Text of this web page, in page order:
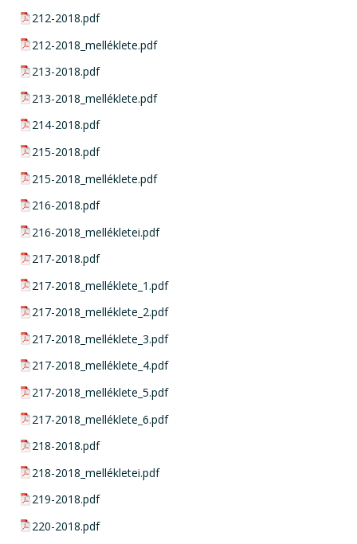
pdf csatolmány:
212-2018.pdf
pdf csatolmány:
212-2018_melléklete.pdf
pdf csatolmány:
213-2018.pdf
pdf csatolmány:
213-2018_melléklete.pdf
pdf csatolmány:
214-2018.pdf
pdf csatolmány:
215-2018.pdf
pdf csatolmány:
215-2018_melléklete.pdf
pdf csatolmány:
216-2018.pdf
pdf csatolmány:
216-2018_mellékletei.pdf
pdf csatolmány:
217-2018.pdf
pdf csatolmány:
217-2018_melléklete_1.pdf
pdf csatolmány:
217-2018_melléklete_2.pdf
pdf csatolmány:
217-2018_melléklete_3.pdf
pdf csatolmány:
217-2018_melléklete_4.pdf
pdf csatolmány:
217-2018_melléklete_5.pdf
pdf csatolmány:
217-2018_melléklete_6.pdf
pdf csatolmány:
218-2018.pdf
pdf csatolmány:
218-2018_mellékletei.pdf
pdf csatolmány:
219-2018.pdf
pdf csatolmány:
220-2018.pdf